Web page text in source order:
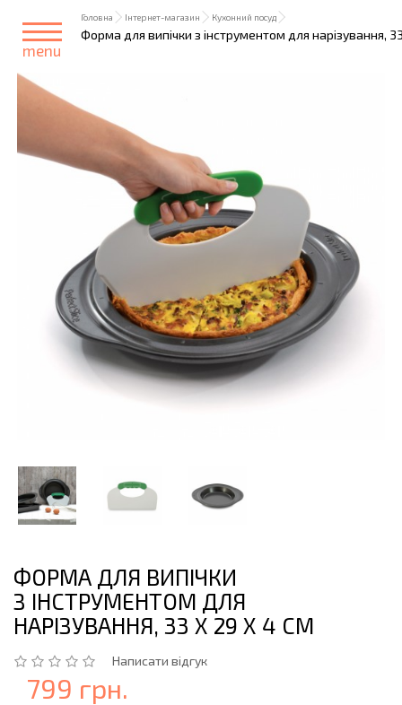
menu
Головна Інтернет-магазин Кухонний посуд
Форма для випічки з інструментом для нарізування,
ФОРМА ДЛЯ ВИПІЧКИ
З ІНСТРУМЕНТОМ ДЛЯ
НАРІЗУВАННЯ, 33 Х 29 Х 4 СМ
Написати відгук
799 грн.